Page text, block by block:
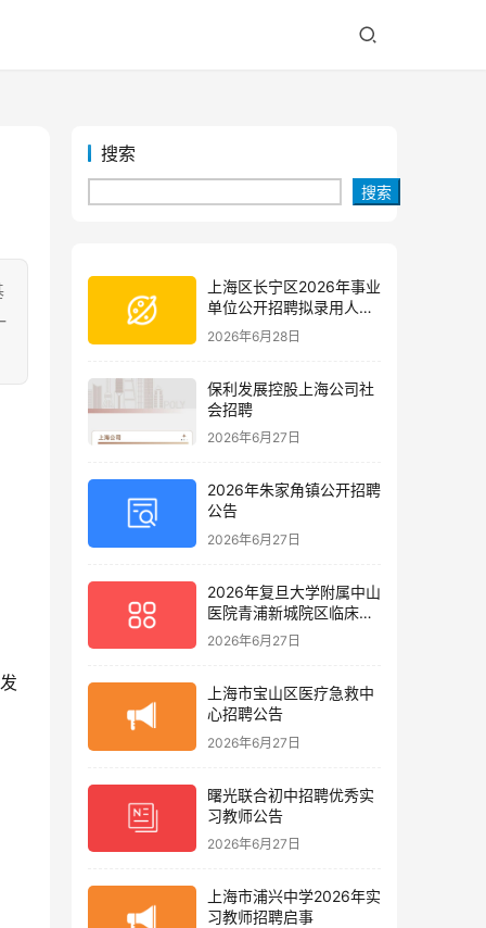
搜索
搜索
上海区长宁区2026年事业
单位公开招聘拟录用人员
公示(第三批)
2026年6月28日
保利发展控股上海公司社
会招聘
2026年6月27日
2026年朱家角镇公开招聘
公告
2026年6月27日
2026年复旦大学附属中山
医院青浦新城院区临床护
理岗位招聘启事
2026年6月27日
上海市宝山区医疗急救中
心招聘公告
2026年6月27日
曙光联合初中招聘优秀实
习教师公告
2026年6月27日
上海市浦兴中学2026年实
习教师招聘启事